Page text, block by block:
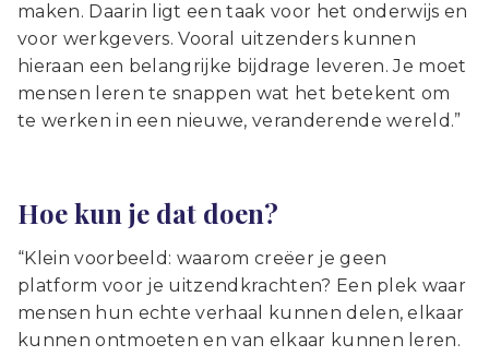
maken. Daarin ligt een taak voor het onderwijs en
voor werkgevers. Vooral uitzenders kunnen
hieraan een belangrijke bijdrage leveren. Je moet
mensen leren te snappen wat het betekent om
te werken in een nieuwe, veranderende wereld.”
Hoe kun je dat doen?
“Klein voorbeeld: waarom creëer je geen
platform voor je uitzendkrachten? Een plek waar
mensen hun echte verhaal kunnen delen, elkaar
kunnen ontmoeten en van elkaar kunnen leren.